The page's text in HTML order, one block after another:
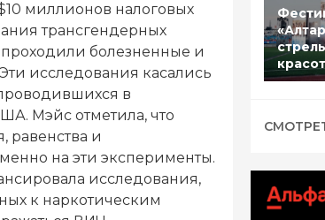
миллионов налоговых
трансгендерных
болезненные и
исследования касались
в
Мэйс отметила, что
равенства и
на эти эксперименты.
исследования,
к наркотическим